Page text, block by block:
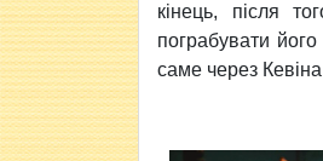
кінець, після
пограбувати
саме через